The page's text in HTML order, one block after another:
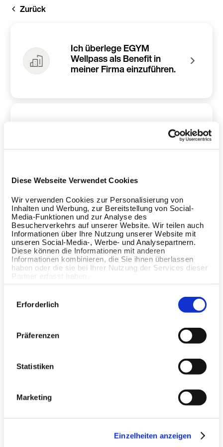
Diese Webseite Verwendet Cookies
Wir verwenden Cookies zur Personalisierung von
Inhalten und Werbung, zur Bereitstellung von Social-
Media-Funktionen und zur Analyse des
Besucherverkehrs auf unserer Website. Wir teilen auch
Informationen über Ihre Nutzung unserer Website mit
unseren Social-Media-, Werbe- und Analysepartnern.
Diese können die Informationen mit anderen
Informationen kombinieren, die Sie ihnen überlassen
haben oder die sie bei Ihrer Nutzung der Services dieser
Partner erfasst haben.
Erforderlich
Präferenzen
Statistiken
Marketing
Einzelheiten anzeigen
Direkt
zum Zurück
Ich überlege EGYM
Wellpass als Benefit in
meiner Firma einzuführen.
Ich bin Mitarbeitende:r und
EGYM Wellpass
Ich habe ein Studio und
überlege EGYM Wellpass-
Partner zu werden.